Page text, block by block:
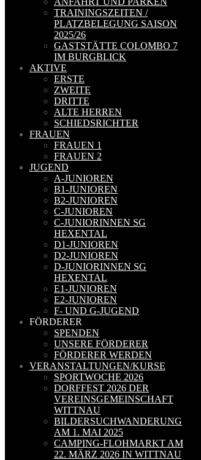
TRAININGSZEITEN /
PLATZBELEGUNG SAISON
2025/26
GASTSTÄTTE COLOMBO 7
IM BURGBLICK
AKTIVE
ERSTE
ZWEITE
DRITTE
ALTE HERREN
SCHIEDSRICHTER
FRAUEN
FRAUEN 1
FRAUEN 2
JUGEND
A-JUNIOREN
B1-JUNIOREN
B2-JUNIOREN
C-JUNIOREN
C-JUNIORINNEN SG
HEXENTAL
D1-JUNIOREN
D2-JUNIOREN
D-JUNIORINNEN SG
HEXENTAL
E1-JUNIOREN
E2-JUNIOREN
F- UND G-JUGEND
FÖRDERER
SPENDEN
UNSERE FÖRDERER
FÖRDERER WERDEN
VERANSTALTUNGEN/KURSE
SPORTWOCHE 2026
DORFFEST 2026 DER
VEREINSGEMEINSCHAFT
WITTNAU
BILDERSUCHWANDERUNG
AM 1. MAI 2025
CAMPING-FLOHMARKT AM
22. MÄRZ 2026 IN WITTNAU